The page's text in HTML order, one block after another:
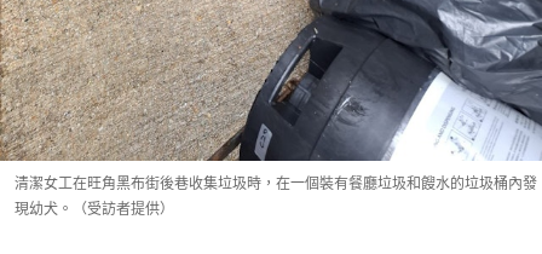
清潔女工在旺角黑布街後巷收集垃圾時，在一個裝有餐廳垃圾和餿水的垃圾桶內發
現幼犬。（受訪者提供）